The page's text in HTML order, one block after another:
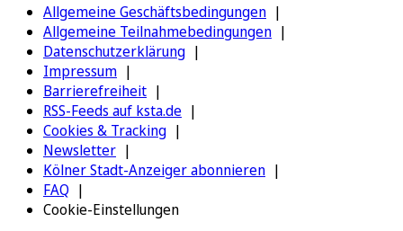
Allgemeine Geschäftsbedingungen
Allgemeine Teilnahmebedingungen
Datenschutzerklärung
Impressum
Barrierefreiheit
RSS-Feeds auf ksta.de
Cookies & Tracking
Newsletter
Kölner Stadt-Anzeiger abonnieren
FAQ
Cookie-Einstellungen